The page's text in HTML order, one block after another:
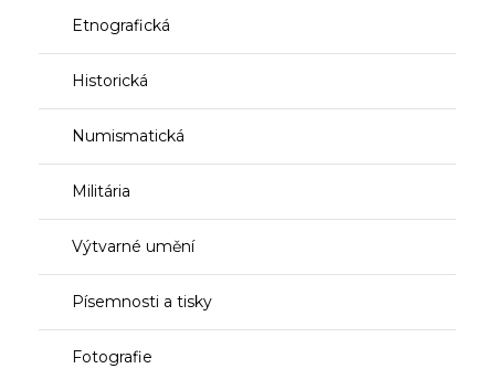
Etnografická
Historická
Numismatická
Militária
Výtvarné umění
Písemnosti a tisky
Fotografie